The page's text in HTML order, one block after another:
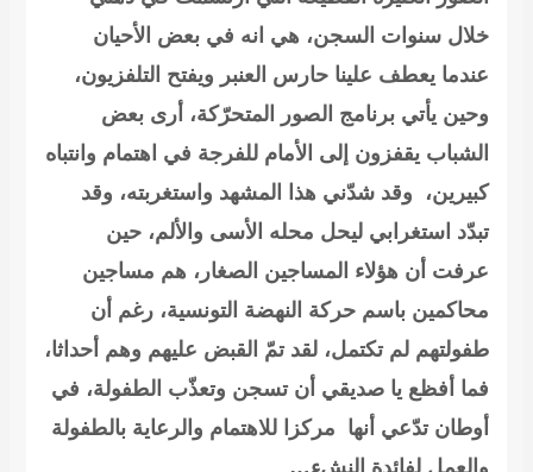
خلال سنوات السجن، هي انه في بعض الأحيان
عندما يعطف علينا حارس العنبر ويفتح التلفزيون،
وحين يأتي برنامج الصور المتحرّكة، أرى بعض
الشباب يقفزون إلى الأمام للفرجة في اهتمام وانتباه
كبيرين، وقد شدّني هذا المشهد واستغربته، وقد
تبدّد استغرابي ليحل محله الأسى والألم، حين
عرفت أن هؤلاء المساجين الصغار، هم مساجين
محاكمين باسم حركة النهضة التونسية، رغم أن
طفولتهم لم تكتمل، لقد تمّ القبض عليهم وهم أحداثا،
فما أفظع يا صديقي أن تسجن وتعذّب الطفولة، في
أوطان تدّعي أنها مركزا للاهتمام والرعاية بالطفولة
والعمل لفائدة النشء…